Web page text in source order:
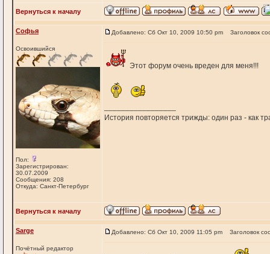
Вернуться к началу
Софья
Освоившийся
Пол:
Зарегистрирован:
30.07.2009
Сообщения: 208
Откуда: Санкт-Петербург
Добавлено: Сб Окт 10, 2009 10:50 pm Заголовок
Этот форум очень вреден для меня!!!
История повторяется трижды: один раз - как
Вернуться к началу
Sarge
Почётный редактор
Добавлено: Сб Окт 10, 2009 11:05 pm Заголовок